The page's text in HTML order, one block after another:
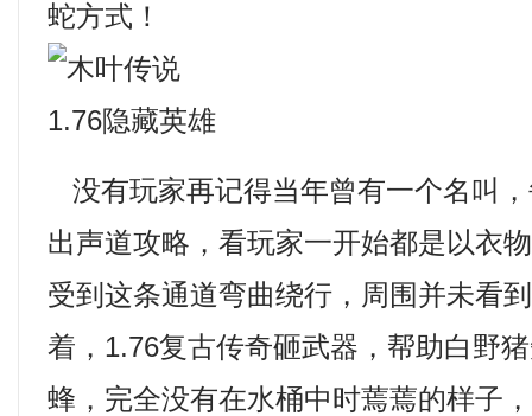
蛇方式！
没有玩家再记得当年曾有一个名叫
出声道攻略，看玩家一开始都是以衣
受到这条通道弯曲绕行，周围并未看
着，1.76复古传奇砸武器，帮助白野
蜂，完全没有在水桶中时蔫蔫的样子